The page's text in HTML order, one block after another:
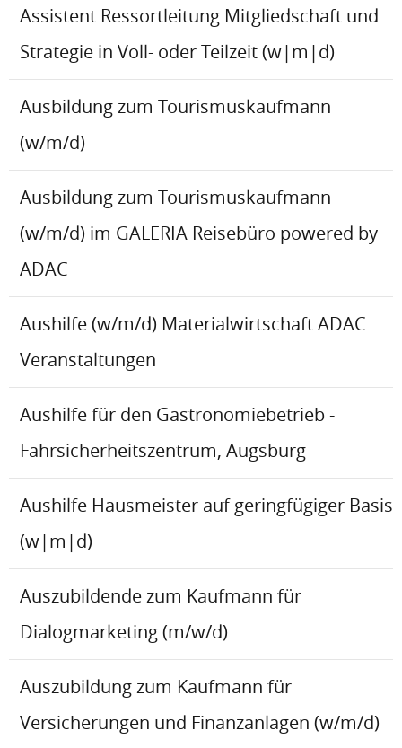
Assistent Ressortleitung Mitgliedschaft und
Strategie in Voll- oder Teilzeit (w|m|d)
Ausbildung zum Tourismuskaufmann
(w/m/d)
Ausbildung zum Tourismuskaufmann
(w/m/d) im GALERIA Reisebüro powered by
ADAC
Aushilfe (w/m/d) Materialwirtschaft ADAC
Veranstaltungen
Aushilfe für den Gastronomiebetrieb -
Fahrsicherheitszentrum, Augsburg
Aushilfe Hausmeister auf geringfügiger Basis
(w|m|d)
Auszubildende zum Kaufmann für
Dialogmarketing (m/w/d)
Auszubildung zum Kaufmann für
Versicherungen und Finanzanlagen (w/m/d)